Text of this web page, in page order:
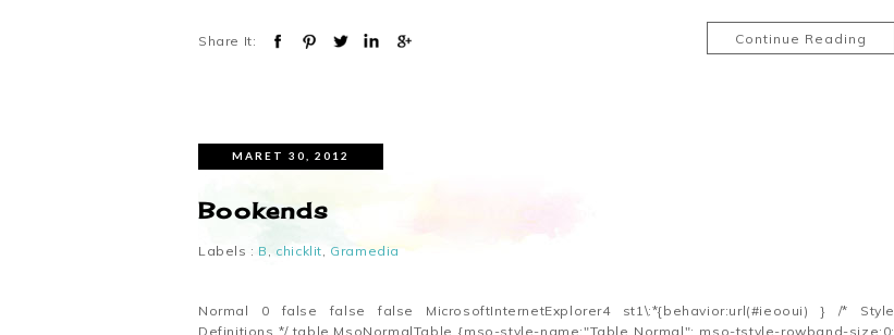
Share It: Continue Reading
MARET 30, 2012
Bookends
Labels : B , chicklit, Gramedia
Normal 0 false false false MicrosoftInternetExplorer4 st1\:*{behavior:url(#ieooui) } /* Style
Definitions */ table.MsoNormalTable {mso-style-name:"Table Normal"; mso-tstyle-rowband-size:0;